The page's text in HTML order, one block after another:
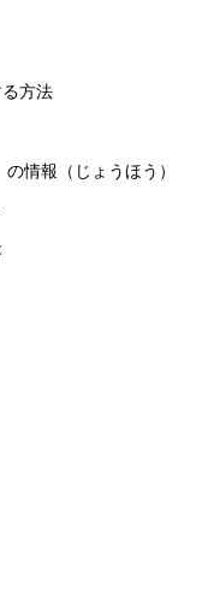
方法
情報（じょうほう）